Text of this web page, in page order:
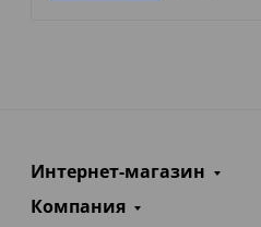
Интернет-магазин
Компания